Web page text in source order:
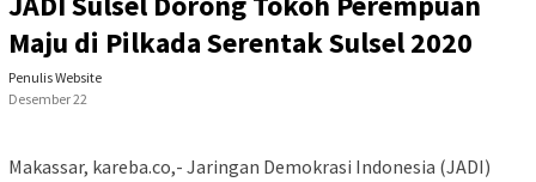
Maju di Pilkada Serentak Sulsel 2020
Penulis Website
Desember 22
Makassar, kareba.co,- Jaringan Demokrasi Indonesia (JADI)